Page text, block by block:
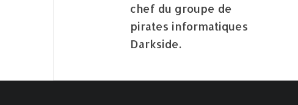
chef du groupe de
pirates informatiques
Darkside.